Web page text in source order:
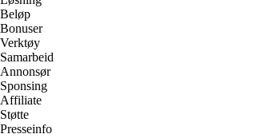
Beløp
Bonuser
Verktøy
Samarbeid
Annonsør
Sponsing
Affiliate
Støtte
Presseinfo